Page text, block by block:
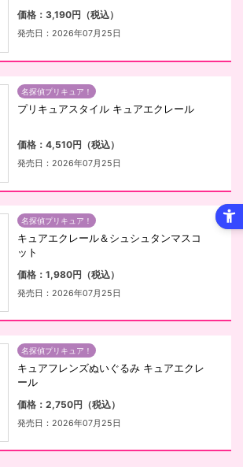
価格：3,190円（税込）
発売日：2026年07月25日
名探偵プリキュア！
プリキュアスタイル キュアエクレール
価格：4,510円（税込）
発売日：2026年07月25日
名探偵プリキュア！
キュアエクレール＆シュシュタンマスコ
ット
価格：1,980円（税込）
発売日：2026年07月25日
名探偵プリキュア！
キュアフレンズぬいぐるみ キュアエクレ
ール
価格：2,750円（税込）
発売日：2026年07月25日